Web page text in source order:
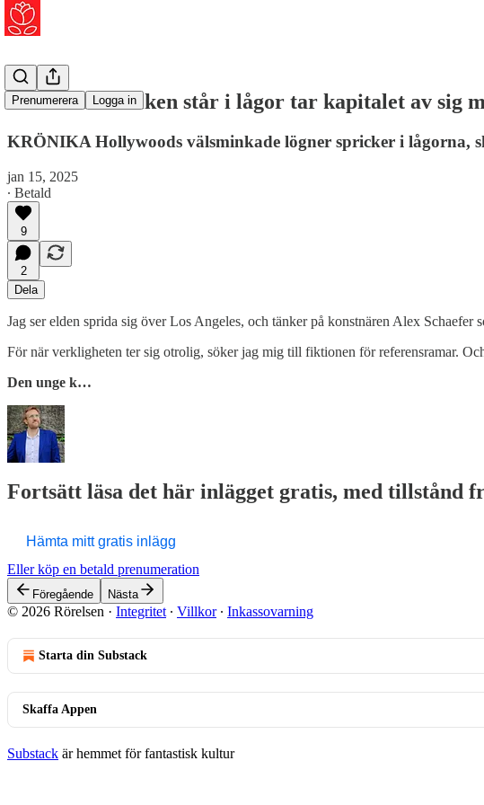
Prenumerera Logga in
När drömfabriken står i lågor tar kapitalet av sig
KRÖNIKA Hollywoods välsminkade lögner spricker i lågorna,
jan 15, 2025
∙ Betald
9
2
Dela
Jag ser elden sprida sig över Los Angeles, och tänker på konstnären Alex
För när verkligheten ter sig otrolig, söker jag mig till fiktionen för referensramar.
Den unge k…
Fortsätt läsa det här inlägget gratis, med tillstånd
Hämta mitt gratis inlägg
Eller köp en betald prenumeration
Föregående Nästa
© 2026 Rörelsen · Integritet ∙ Villkor∙ Inkassovarning
Starta din Substack
Skaffa Appen
Substack är hemmet för fantastisk kultur